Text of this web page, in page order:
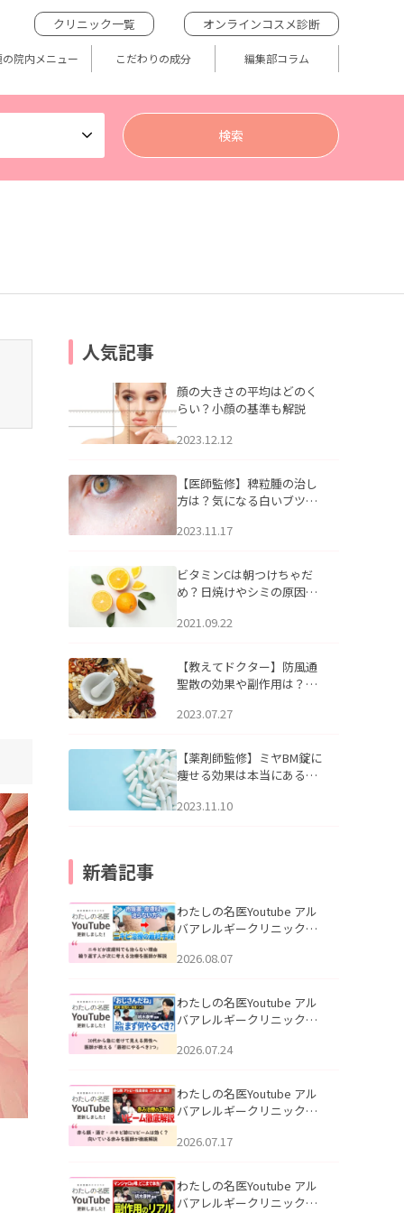
クリニック一覧 オンラインコスメ診断
院内メニュー こだわりの成分 編集部コラム
人気記事
顔の大きさの平均はどのく
らい？小顔の基準も解説
2023.12.12
【医師監修】稗粒腫の治し
方は？気になる白いブツブ
アについて
2023.11.17
ビタミンCは朝つけちゃだ
め？日焼けやシミの原因に
2021.09.22
【教えてドクター】防風通
聖散の効果や副作用は？長
2023.07.27
【薬剤師監修】ミヤBM錠に
痩せる効果は本当にある
2023.11.10
新着記事
わたしの名医Youtube アル
バアレルギークリニック札
らない理由｜繰り返す人が
説」を公開いたしました。
2026.08.07
わたしの名医Youtube アル
バアレルギークリニック札
える男性へ｜医師が教える
公開いたしました。
2026.07.24
わたしの名医Youtube アル
バアレルギークリニック札
跡にVビームは効く？向いて
説」を公開いたしました。
2026.07.17
わたしの名医Youtube アル
バアレルギークリニック札